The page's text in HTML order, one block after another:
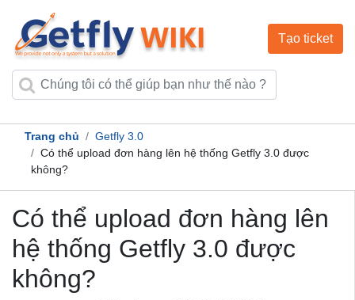
Tạo ticket
Trang chủ
Getfly 3.0
Có thể upload đơn hàng lên hệ thống Getfly 3.0 được
không?
Có thể upload đơn hàng lên
hệ thống Getfly 3.0 được
không?